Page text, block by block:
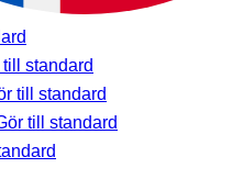
till standard
till standard
till standard